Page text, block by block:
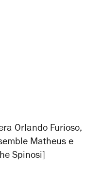
Orlando Furioso,
Matheus e
Spinosi]